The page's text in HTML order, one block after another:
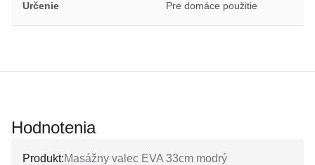
Určenie Pre domáce použitie
Hodnotenia
Produkt:Masážny valec EVA 33cm modrý